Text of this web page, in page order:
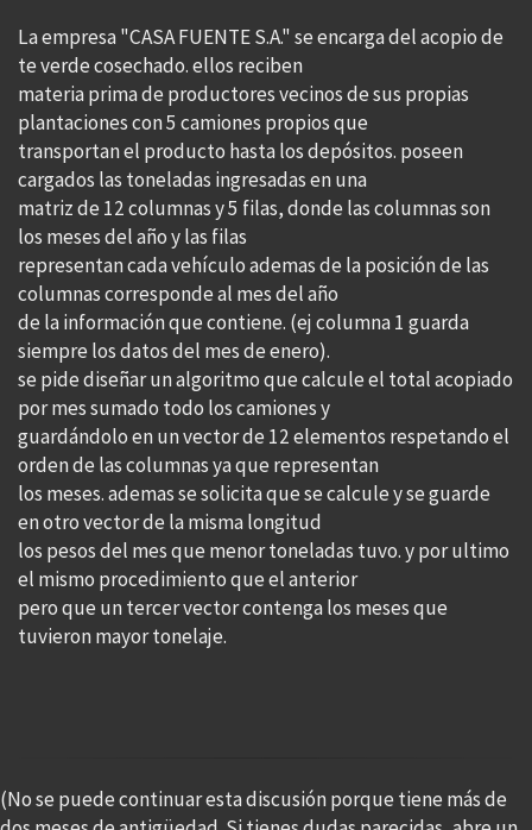
La empresa "CASA FUENTE S.A." se encarga del acopio de
te verde cosechado. ellos reciben
materia prima de productores vecinos de sus propias
plantaciones con 5 camiones propios que
transportan el producto hasta los depósitos. poseen
cargados las toneladas ingresadas en una
matriz de 12 columnas y 5 filas, donde las columnas son
los meses del año y las filas
representan cada vehículo ademas de la posición de las
columnas corresponde al mes del año
de la información que contiene. (ej columna 1 guarda
siempre los datos del mes de enero).
se pide diseñar un algoritmo que calcule el total acopiado
por mes sumado todo los camiones y
guardándolo en un vector de 12 elementos respetando el
orden de las columnas ya que representan
los meses. ademas se solicita que se calcule y se guarde
en otro vector de la misma longitud
los pesos del mes que menor toneladas tuvo. y por ultimo
el mismo procedimiento que el anterior
pero que un tercer vector contenga los meses que
tuvieron mayor tonelaje.
(No se puede continuar esta discusión porque tiene más de